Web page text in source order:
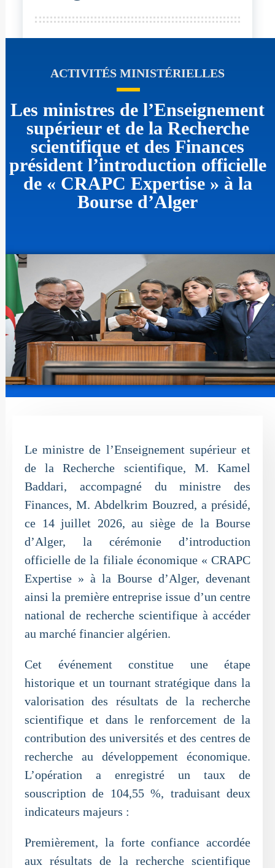
ACTIVITÉS MINISTÉRIELLES
Les ministres de l’Enseignement
supérieur et de la Recherche
scientifique et des Finances
président l’introduction officielle
de « CRAPC Expertise » à la
Bourse d’Alger
Le ministre de l’Enseignement supérieur et
de la Recherche scientifique, M. Kamel
Baddari, accompagné du ministre des
Finances, M. Abdelkrim Bouzred, a présidé,
ce 14 juillet 2026, au siège de la Bourse
d’Alger, la cérémonie d’introduction
officielle de la filiale économique « CRAPC
Expertise » à la Bourse d’Alger, devenant
ainsi la première entreprise issue d’un centre
national de recherche scientifique à accéder
au marché financier algérien.
Cet événement constitue une étape
historique et un tournant stratégique dans la
valorisation des résultats de la recherche
scientifique et dans le renforcement de la
contribution des universités et des centres de
recherche au développement économique.
L’opération a enregistré un taux de
souscription de 104,55 %, traduisant deux
indicateurs majeurs :
Premièrement, la forte confiance accordée
aux résultats de la recherche scientifique